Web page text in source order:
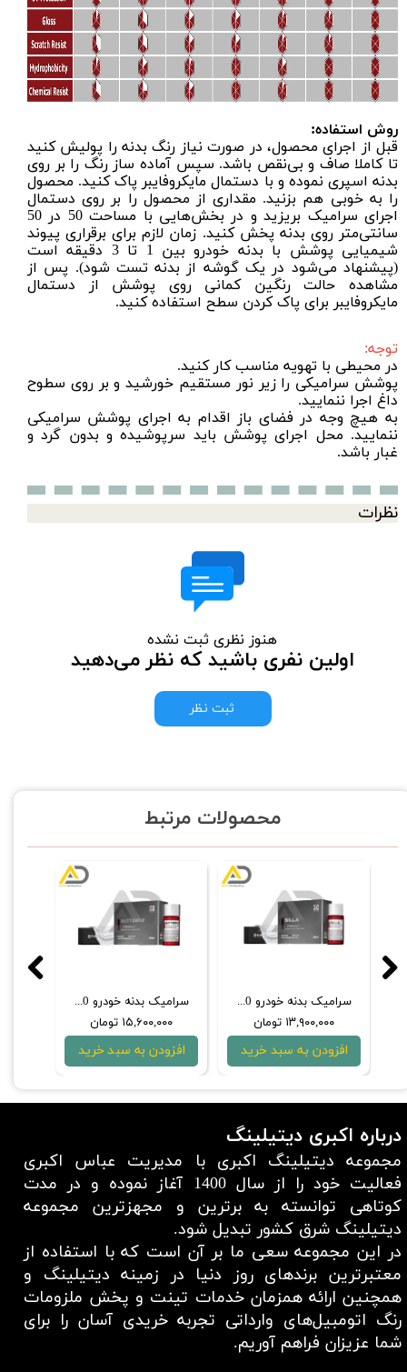
روش استفاده:
قبل از اجرای محصول، در صورت نیاز رنگ بدنه را پولیش کنید
تا کاملا صاف و بی‌نقص باشد. سپسآماده ساز رنگ را بر روی
بدنه اسپری نموده و با دستمال مایکروفایبر پاک کنید. محصول
را به خوبی هم بزنید. مقداری از محصول را بر روی دستمال
اجرای سرامیک بریزید و در بخش‌هایی با مساحت 50 در 50
سانتی‌متر روی بدنه پخش کنید. زمان لازم برای برقراری پیوند
شیمیایی پوشش با بدنه خودرو بین 1 تا 3 دقیقه است
(پیشنهاد می‌شود در یک گوشه از بدنه تست شود). پس از
مشاهده حالت رنگین کمانی روی پوشش از دستمال
مایکروفایبر برای پاک کردن سطح استفاده کنید.
توجه:
در محیطی با تهویه مناسب کار کنید.
پوشش سرامیکی را زیر نور مستقیم خورشید و بر روی سطوح
داغ اجرا ننمایید.
به هیچ وجه در فضای باز اقدام به اجرای پوشش سرامیکی
ننمایید. محل اجرای پوشش باید سرپوشیده و بدون گرد و
غبار باشد.
نظرات
هنوز نظری ثبت نشده
اولین نفری باشید که نظر می‌دهید
ثبت نظر
محصولات مرتبط
سرامیک بدنه خودرو 50 میلی‌لیتری فایربال مدل Butterfly
۱۵,۶۰۰,۰۰۰ تومان
افزودن به سبد خرید
سرامیک بدنه خودرو 50 میلی‌‌لیتری فایربال مدل Silla
۱۳,۹۰۰,۰۰۰ تومان
افزودن به سبد خرید
درباره اکبری دیتیلینگ
مجموعه دیتیلینگ اکبری با مدیریت عباس اکبری
فعالیت خود را از سال 1400 آغاز نموده و در مدت
کوتاهی توانسته به برترین و مجهزترین مجموعه
دیتیلینگ شرق کشور تبدیل شود.
در این مجموعه سعی ما بر آن است که با استفاده از
معتبر‌ترین برند‌های روز دنیا در زمینه دیتیلینگ و
همچنین ارائه همزمان خدمات تینت و پخش ملزومات
رنگ اتومبیل‌های وارداتی تجربه خریدی آسان را برای
شما عزیزان فراهم آوریم.​​​​​​​